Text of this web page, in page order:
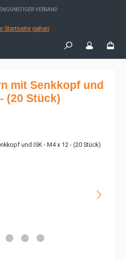
VERSAND
mit Senkkopf und
(20 Stück)